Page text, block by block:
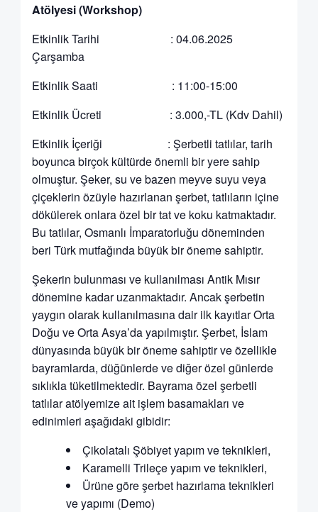
Atölyesi (Workshop)
Etkinlik Tarihi : 04.06.2025
Çarşamba
Etkinlik Saati : 11:00-15:00
Etkinlik Ücreti : 3.000,-TL (Kdv Dahil)
Etkinlik İçeriği : Şerbetli tatlılar, tarih
boyunca birçok kültürde önemli bir yere sahip
olmuştur. Şeker, su ve bazen meyve suyu veya
çiçeklerin özüyle hazırlanan şerbet, tatlıların içine
dökülerek onlara özel bir tat ve koku katmaktadır.
Bu tatlılar, Osmanlı İmparatorluğu döneminden
beri Türk mutfağında büyük bir öneme sahiptir.
Şekerin bulunması ve kullanılması Antik Mısır
dönemine kadar uzanmaktadır. Ancak şerbetin
yaygın olarak kullanılmasına dair ilk kayıtlar Orta
Doğu ve Orta Asya’da yapılmıştır. Şerbet, İslam
dünyasında büyük bir öneme sahiptir ve özellikle
bayramlarda, düğünlerde ve diğer özel günlerde
sıklıkla tüketilmektedir. Bayrama özel şerbetli
tatlılar atölyemize ait işlem basamakları ve
edinimleri aşağıdaki gibidir:
Çikolatalı Şöbiyet yapım ve teknikleri,
Karamelli Trileçe yapım ve teknikleri,
Ürüne göre şerbet hazırlama teknikleri
ve yapımı (Demo)